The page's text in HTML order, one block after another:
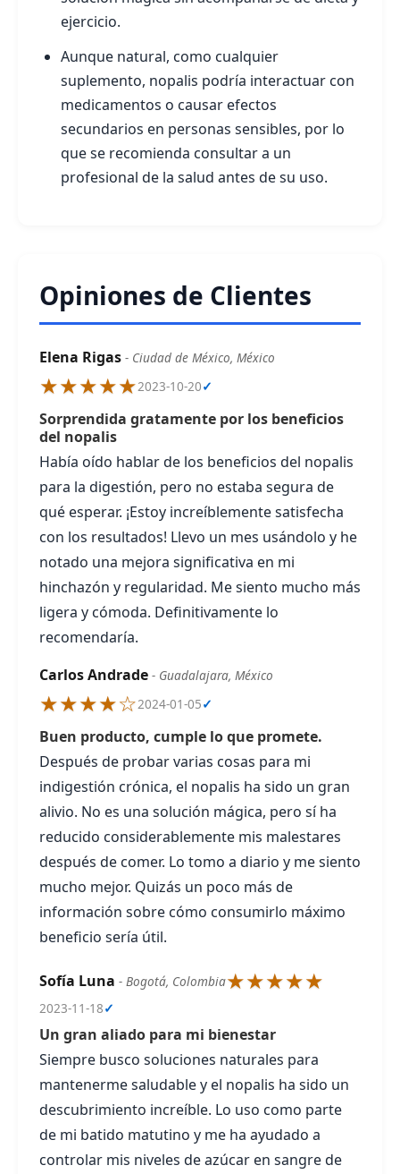
ejercicio.
Aunque natural, como cualquier
suplemento, nopalis podría interactuar con
medicamentos o causar efectos
secundarios en personas sensibles, por lo
que se recomienda consultar a un
profesional de la salud antes de su uso.
Opiniones de Clientes
Elena Rigas - Ciudad de México, México
★★★★★2023-10-20✓
Sorprendida gratamente por los beneficios
del nopalis
Había oído hablar de los beneficios del nopalis
para la digestión, pero no estaba segura de
qué esperar. ¡Estoy increíblemente satisfecha
con los resultados! Llevo un mes usándolo y he
notado una mejora significativa en mi
hinchazón y regularidad. Me siento mucho más
ligera y cómoda. Definitivamente lo
recomendaría.
Carlos Andrade - Guadalajara, México
★★★★☆2024-01-05✓
Buen producto, cumple lo que promete.
Después de probar varias cosas para mi
indigestión crónica, el nopalis ha sido un gran
alivio. No es una solución mágica, pero sí ha
reducido considerablemente mis malestares
después de comer. Lo tomo a diario y me siento
mucho mejor. Quizás un poco más de
información sobre cómo consumirlo máximo
beneficio sería útil.
Sofía Luna - Bogotá, Colombia★★★★★
2023-11-18✓
Un gran aliado para mi bienestar
Siempre busco soluciones naturales para
mantenerme saludable y el nopalis ha sido un
descubrimiento increíble. Lo uso como parte
de mi batido matutino y me ha ayudado a
controlar mis niveles de azúcar en sangre de